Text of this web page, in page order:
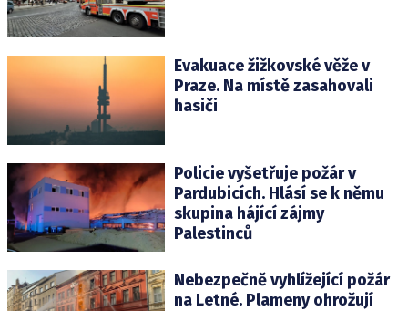
Evakuace žižkovské věže v
Praze. Na místě zasahovali
hasiči
Policie vyšetřuje požár v
Pardubicích. Hlásí se k němu
skupina hájící zájmy
Palestinců
Nebezpečně vyhlížející požár
na Letné. Plameny ohrožují